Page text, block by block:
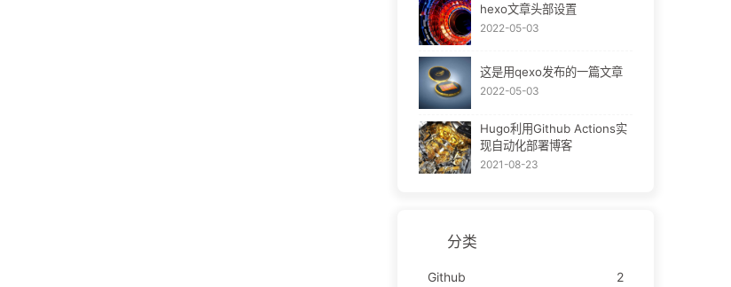
hexo文章头部设置
2022-05-03
这是用qexo发布的一篇文章
2022-05-03
Hugo利用Github Actions实
现自动化部署博客
2021-08-23
分类
Github
2